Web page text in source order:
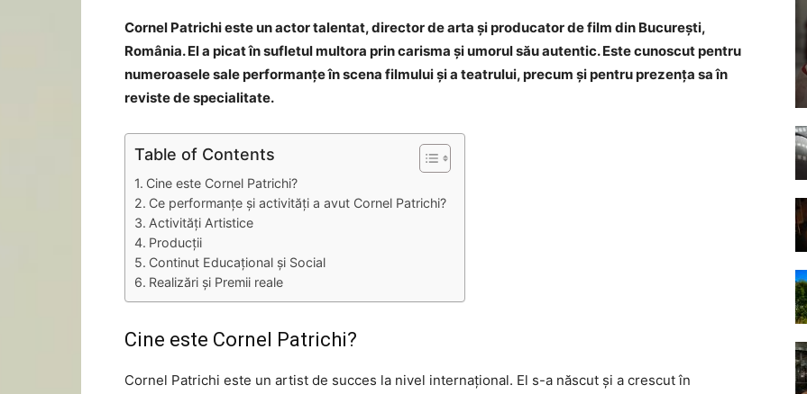
Cornel Patrichi este un actor talentat, director de arta și producator de film din București,
România. El a picat în sufletul multora prin carisma și umorul său autentic. Este cunoscut pentru
numeroasele sale performanțe în scena filmului și a teatrului, precum și pentru prezența sa în
reviste de specialitate.
Table of Contents
Cine este Cornel Patrichi?
Ce performanțe și activități a avut Cornel Patrichi?
Activități Artistice
Producții
Continut Educațional și Social
Realizări și Premii reale
Cine este Cornel Patrichi?
Cornel Patrichi este un artist de succes la nivel internațional. El s-a născut și a crescut în